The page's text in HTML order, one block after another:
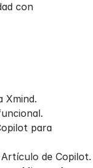
con
Xmind.
para
de Copilot.